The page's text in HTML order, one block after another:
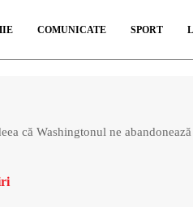
COMUNICATE SPORT
că Washingtonul ne abandonează